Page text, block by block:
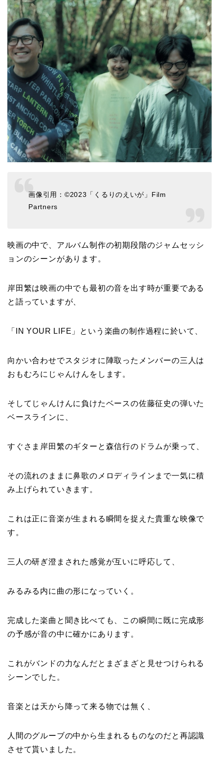
画像引用：©️2023「くるりのえいが」Film
Partners
映画の中で、アルバム制作の初期段階のジャムセッシ
ョンのシーンがあります。
岸田繁は映画の中でも最初の音を出す時が重要である
と語っていますが、
「IN YOUR LIFE」という楽曲の制作過程に於いて、
向かい合わせでスタジオに陣取ったメンバーの三人は
おもむろにじゃんけんをします。
そしてじゃんけんに負けたベースの佐藤征史の弾いた
ベースラインに、
すぐさま岸田繁のギターと森信行のドラムが乗って、
その流れのままに鼻歌のメロディラインまで一気に積
み上げられていきます。
これは正に音楽が生まれる瞬間を捉えた貴重な映像で
す。
三人の研ぎ澄まされた感覚が互いに呼応して、
みるみる内に曲の形になっていく。
完成した楽曲と聞き比べても、この瞬間に既に完成形
の予感が音の中に確かにあります。
これがバンドの力なんだとまざまざと見せつけられる
シーンでした。
音楽とは天から降って来る物では無く、
人間のグルーブの中から生まれるものなのだと再認識
させて貰いました。